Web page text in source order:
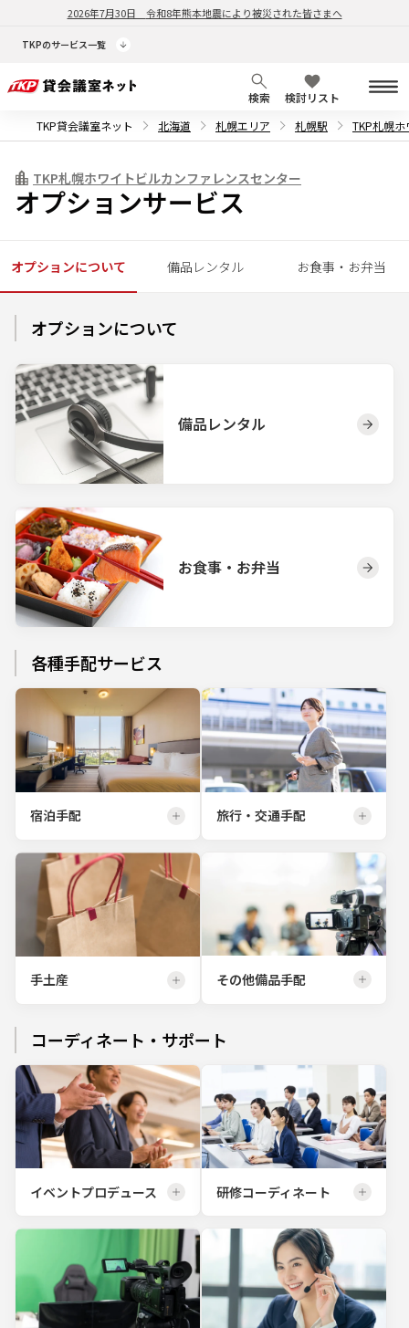
2026年7月30日 令和8年熊本地震により被災された皆さまへ
TKPのサービス一覧
検索
検討リスト
TKP貸会議室ネット
北海道 札幌エリア 札幌駅 TKP札幌
TKP札幌ホワイトビルカンファレンスセンター
オプションサービス
オプションについて 備品レンタル お食事・お弁当
オプションについて
備品レンタル
お食事・お弁当
各種手配サービス
宿泊手配 旅行・交通手配
手土産 その他備品手配
コーディネート・サポート
イベントプロデュース 研修コーディネート